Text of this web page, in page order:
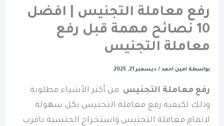
رفع معاملة التجنيس | افضل
10 نصائح مهمة قبل رفع
معاملة التجنيس
بواسطة امين احمد/ ديسمبر 21, 2025
رفع معاملة التجنيس من أكثر الأشياء مطلوبة
وذلك لكيفية رفع معاملة التجنيس بكل سهولة
لاتمام معاملة التجنيس واستخراج الجنسية باقرب